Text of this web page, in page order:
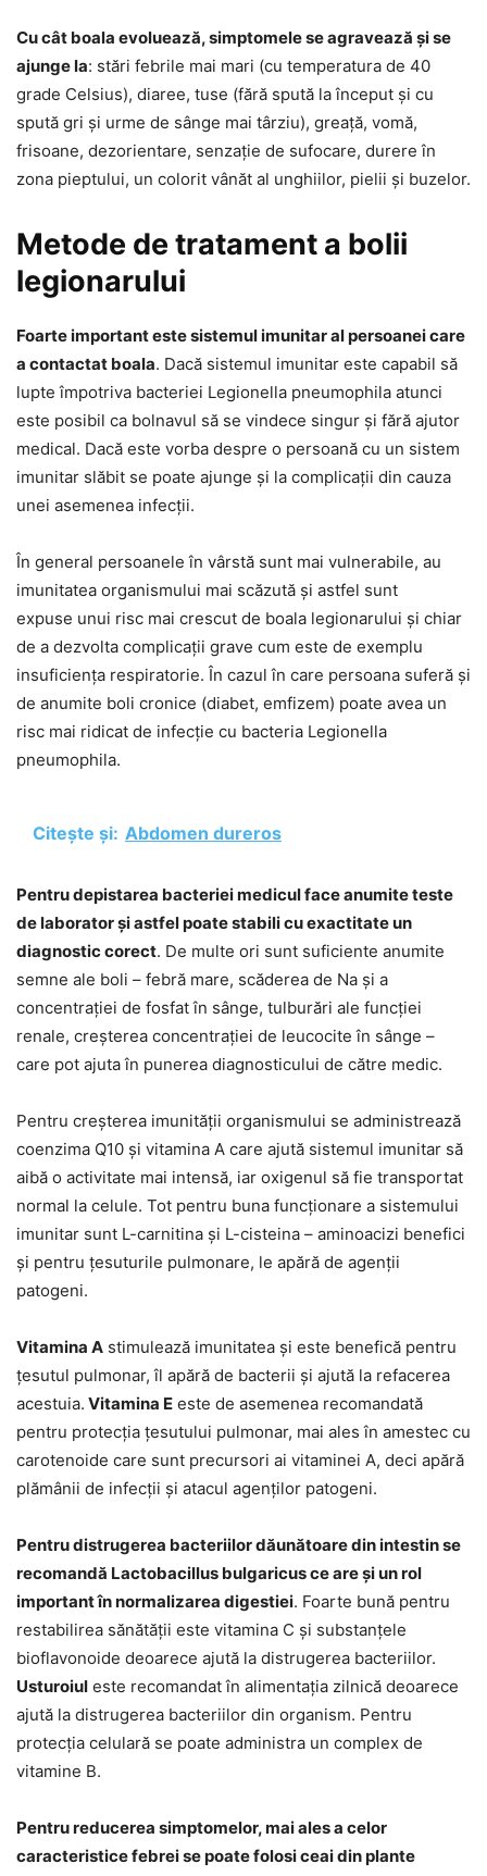
Cu cât boala evoluează, simptomele se agravează și se
ajunge la: stări febrile mai mari (cu temperatura de 40
grade Celsius), diaree, tuse (fără spută la început și cu
spută gri și urme de sânge mai târziu), greață, vomă,
frisoane, dezorientare, senzație de sufocare, durere în
zona pieptului, un colorit vânăt al unghiilor, pielii și buzelor.
Metode de tratament a bolii
legionarului
Foarte important este sistemul imunitar al persoanei care
a contactat boala. Dacă sistemul imunitar este capabil să
lupte împotriva bacteriei Legionella pneumophila atunci
este posibil ca bolnavul să se vindece singur și fără ajutor
medical. Dacă este vorba despre o persoană cu un sistem
imunitar slăbit se poate ajunge și la complicații din cauza
unei asemenea infecții.
În general persoanele în vârstă sunt mai vulnerabile, au
imunitatea organismului mai scăzută și astfel sunt
expuse unui risc mai crescut de boala legionarului și chiar
de a dezvolta complicații grave cum este de exemplu
insuficiența respiratorie. În cazul în care persoana suferă și
de anumite boli cronice (diabet, emfizem) poate avea un
risc mai ridicat de infecție cu bacteria Legionella
pneumophila.
Citește și: Abdomen dureros
Pentru depistarea bacteriei medicul face anumite teste
de laborator și astfel poate stabili cu exactitate un
diagnostic corect. De multe ori sunt suficiente anumite
semne ale boli – febră mare, scăderea de Na și a
concentrației de fosfat în sânge, tulburări ale funcției
renale, creșterea concentrației de leucocite în sânge –
care pot ajuta în punerea diagnosticului de către medic.
Pentru creșterea imunității organismului se administrează
coenzima Q10 și vitamina A care ajută sistemul imunitar să
aibă o activitate mai intensă, iar oxigenul să fie transportat
normal la celule. Tot pentru buna funcționare a sistemului
imunitar sunt L-carnitina și L-cisteina – aminoacizi benefici
și pentru țesuturile pulmonare, le apără de agenții
patogeni.
Vitamina A stimulează imunitatea și este benefică pentru
țesutul pulmonar, îl apără de bacterii și ajută la refacerea
acestuia. Vitamina E este de asemenea recomandată
pentru protecția țesutului pulmonar, mai ales în amestec cu
carotenoide care sunt precursori ai vitaminei A, deci apără
plămânii de infecții și atacul agenților patogeni.
Pentru distrugerea bacteriilor dăunătoare din intestin se
recomandă Lactobacillus bulgaricus ce are și un rol
important în normalizarea digestiei. Foarte bună pentru
restabilirea sănătății este vitamina C și substanțele
bioflavonoide deoarece ajută la distrugerea bacteriilor.
Usturoiul este recomandat în alimentația zilnică deoarece
ajută la distrugerea bacteriilor din organism. Pentru
protecția celulară se poate administra un complex de
vitamine B.
Pentru reducerea simptomelor, mai ales a celor
caracteristice febrei se poate folosi ceai din plante